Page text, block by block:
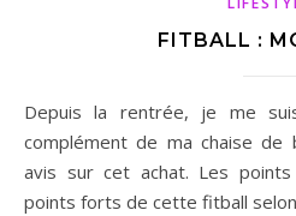
FITBALL :
Depuis la rentrée, je me suis achetée une fitball en
complément de ma chaise de
avis sur cet achat. Les
points forts de cette fitball